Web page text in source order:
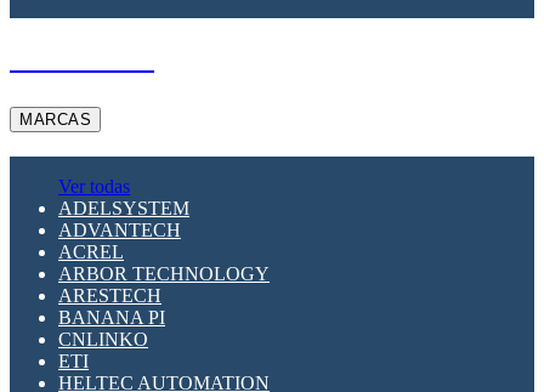
MARCAS
Ver todas
ADELSYSTEM
ADVANTECH
ACREL
ARBOR TECHNOLOGY
ARESTECH
BANANA PI
CNLINKO
ETI
HELTEC AUTOMATION